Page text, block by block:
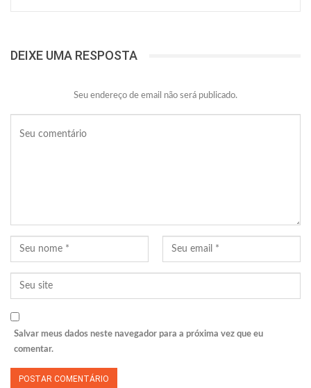
DEIXE UMA RESPOSTA
Seu endereço de email não será publicado.
Salvar meus dados neste navegador para a próxima vez que eu
comentar.